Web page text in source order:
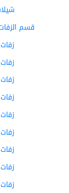
قسم الزفات
زفات
زفات
زفات
زفات